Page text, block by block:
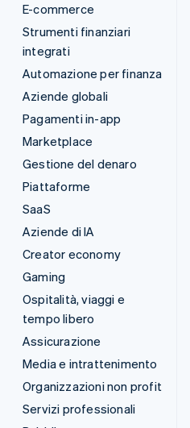
E-commerce
Strumenti finanziari
integrati
Automazione per finanza
Aziende globali
Pagamenti in-app
Marketplace
Gestione del denaro
Piattaforme
SaaS
Aziende di IA
Creator economy
Gaming
Ospitalità, viaggi e
tempo libero
Assicurazione
Media e intrattenimento
Organizzazioni non profit
Servizi professionali